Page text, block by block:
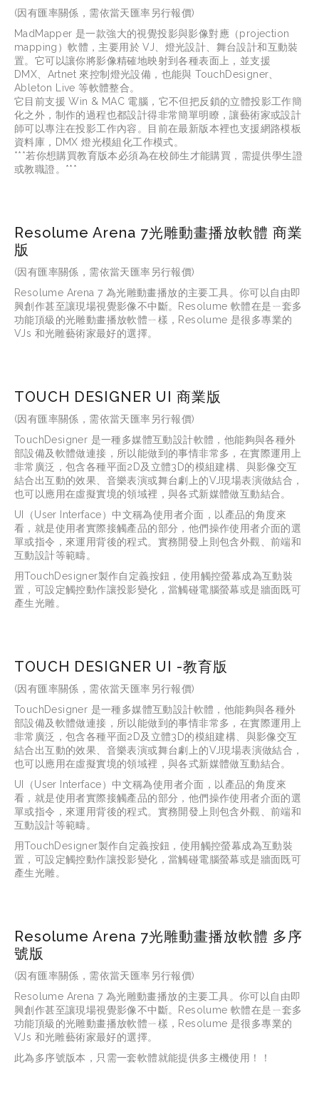
(因有匯率關係，需依當天匯率另行報價)
MadMapper 是一款強大的視覺投影與影像對應（projection
mapping）軟體，主要用於 VJ、燈光設計、舞台設計和互動裝
置。它可以讓你將影像精確地映射到各種表面上，並支援
DMX、Artnet 來控制燈光設備，也能與 TouchDesigner、
Ableton Live 等軟體整合。
它目前支援 Win & MAC 電腦，它不但把反鎖的立體投影工作簡
化之外，制作的過程也都設計得非常簡單明瞭，讓藝術家或設計
師可以專注在投影工作內容。目前在最新版本裡也支援網路模板
資料庫，DMX 燈光模組化工作模式。
***若你想購買教育版本必須為在校師生才能購買，需提供學生證
或教職證。***
Resolume Arena 7光雕動畫播放軟體 商業
版
(因有匯率關係，需依當天匯率另行報價)
Resolume Arena 7 為光雕動畫播放的主要工具。你可以自由即
興創作甚至讓現場視覺影像不中斷。Resolume 軟體在是ㄧ套多
功能頂級的光雕動畫播放軟體ㄧ樣，Resolume 是很多專業的
VJs 和光雕藝術家最好的選擇。
TOUCH DESIGNER UI 商業版
(因有匯率關係，需依當天匯率另行報價)
TouchDesigner 是一種多媒體互動設計軟體，他能夠與各種外
部設備及軟體做連接，所以能做到的事情非常多，在實際運用上
非常廣泛，包含各種平面2D及立體3D的模組建構、與影像交互
結合出互動的效果、音樂表演或舞台劇上的VJ現場表演做結合，
也可以應用在虛擬實境的領域裡，與各式新媒體做互動結合。
UI（User Interface）中文稱為使用者介面，以產品的角度來
看，就是使用者實際接觸產品的部分，他們操作使用者介面的選
單或指令，來運用背後的程式。實務開發上則包含外觀、前端和
互動設計等範疇。
用TouchDesigner製作自定義按鈕，使用觸控螢幕成為互動裝
置，可設定觸控動作讓投影變化，當觸碰電腦螢幕或是牆面既可
產生光雕。
TOUCH DESIGNER UI -教育版
(因有匯率關係，需依當天匯率另行報價)
TouchDesigner 是一種多媒體互動設計軟體，他能夠與各種外
部設備及軟體做連接，所以能做到的事情非常多，在實際運用上
非常廣泛，包含各種平面2D及立體3D的模組建構、與影像交互
結合出互動的效果、音樂表演或舞台劇上的VJ現場表演做結合，
也可以應用在虛擬實境的領域裡，與各式新媒體做互動結合。
UI（User Interface）中文稱為使用者介面，以產品的角度來
看，就是使用者實際接觸產品的部分，他們操作使用者介面的選
單或指令，來運用背後的程式。實務開發上則包含外觀、前端和
互動設計等範疇。
用TouchDesigner製作自定義按鈕，使用觸控螢幕成為互動裝
置，可設定觸控動作讓投影變化，當觸碰電腦螢幕或是牆面既可
產生光雕。
Resolume Arena 7光雕動畫播放軟體 多序
號版
(因有匯率關係，需依當天匯率另行報價)
Resolume Arena 7 為光雕動畫播放的主要工具。你可以自由即
興創作甚至讓現場視覺影像不中斷。 Resolume 軟體在是ㄧ套多
功能頂級的光雕動畫播放軟體ㄧ樣， Resolume 是很多專業的
VJs 和光雕藝術家最好的選擇。
此為多序號版本，只需一套軟體就能提供多主機使用！！